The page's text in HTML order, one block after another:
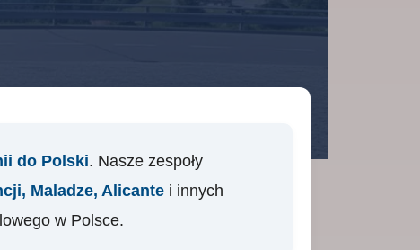
do Polski. Nasze zespoły
Maladze, Alicante i innych
w Polsce.